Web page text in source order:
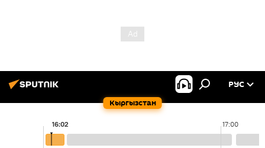
Кыргызстан
РУС
17:00
16:02